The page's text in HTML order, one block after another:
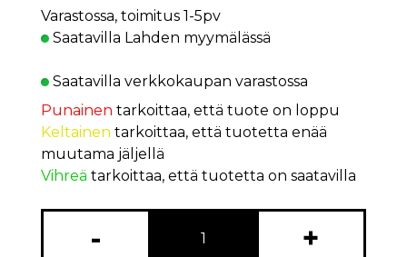
Varastossa, toimitus 1-5pv
Saatavilla Lahden myymälässä
Saatavilla verkkokaupan varastossa
Punainen tarkoittaa, että tuote on loppu
Keltainen tarkoittaa, että tuotetta enää
muutama jäljellä
Vihreä tarkoittaa, että tuotetta on saatavilla
- +